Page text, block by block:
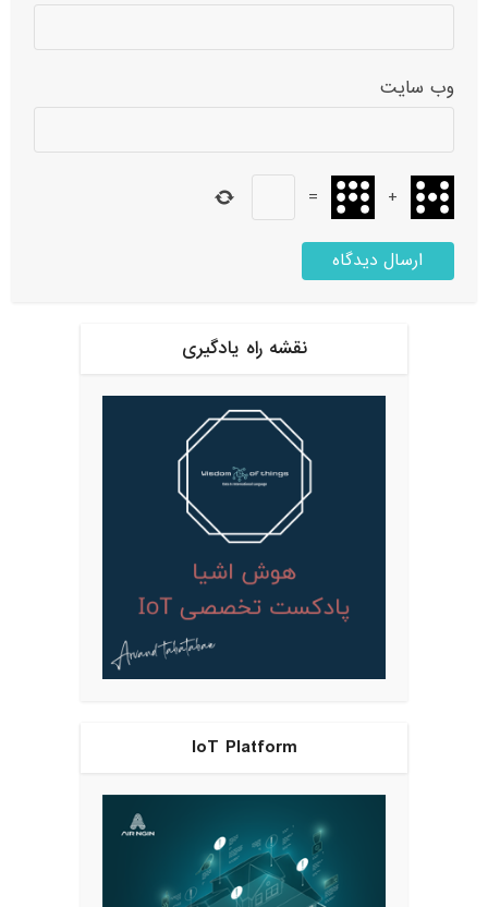
وب‌ سایت
+
=
نقشه راه یادگیری
IoT Platform